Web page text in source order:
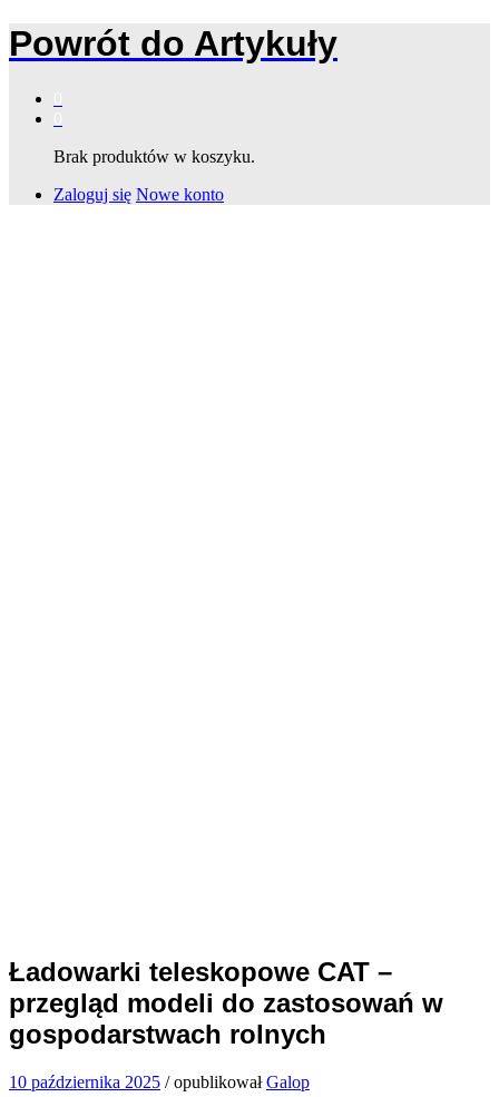
Powrót do Artykuły
Brak produktów w koszyku.
Zaloguj się Nowe konto
Ładowarki teleskopowe CAT –
przegląd modeli do zastosowań w
gospodarstwach rolnych
10 października 2025 /opublikowałGalop